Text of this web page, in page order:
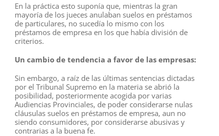
En la práctica esto suponía que, mientras la gran
mayoría de los jueces anulaban suelos en préstamos
de particulares, no sucedía lo mismo con los
préstamos de empresa en los que había división de
criterios.
Un cambio de tendencia a favor de las empresas:
Sin embargo, a raíz de las últimas sentencias dictadas
por el Tribunal Supremo en la materia se abrió la
posibilidad, posteriormente acogida por varias
Audiencias Provinciales, de poder considerarse nulas
cláusulas suelos en préstamos de empresa, aun no
siendo consumidores, por considerarse abusivas y
contrarias a la buena fe.